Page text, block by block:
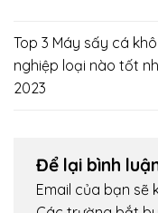
Top 3 Máy sấy cá
nghiệp loại nào tốt
2023
Để lại bình
Email của bạn sẽ